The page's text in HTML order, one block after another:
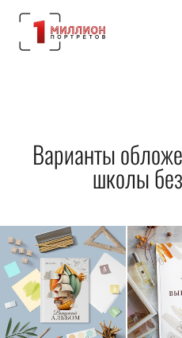
Варианты
школы